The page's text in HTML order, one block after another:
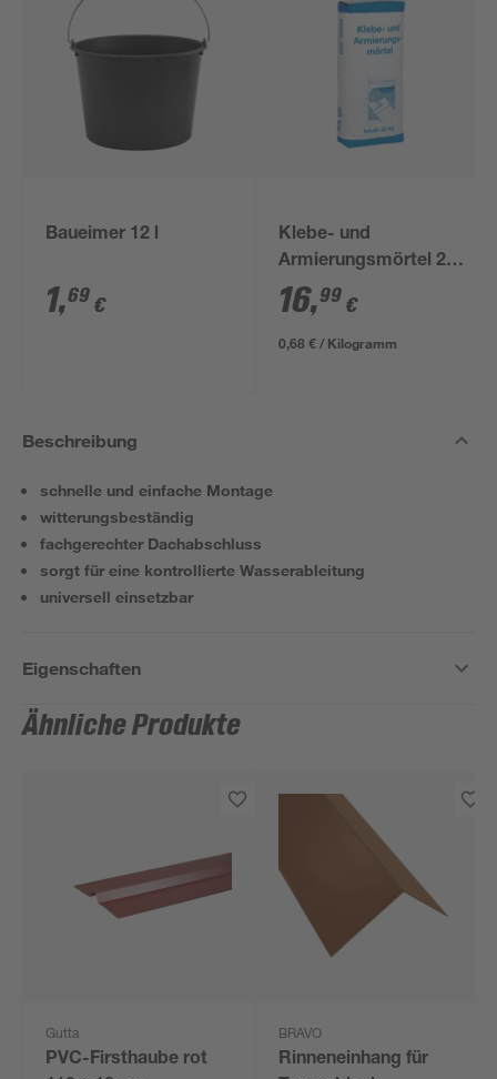
Baueimer 12 l
1,69 €
Klebe- und
Armierungsmörtel 25
kg
16,99 €
0,68 € / Kilogramm
Beschreibung
schnelle und einfache Montage
witterungsbeständig
fachgerechter Dachabschluss
sorgt für eine kontrollierte Wasserableitung
universell einsetzbar
Eigenschaften
Ähnliche Produkte
Gutta
PVC-Firsthaube rot
BRAVO
Rinneneinhang für